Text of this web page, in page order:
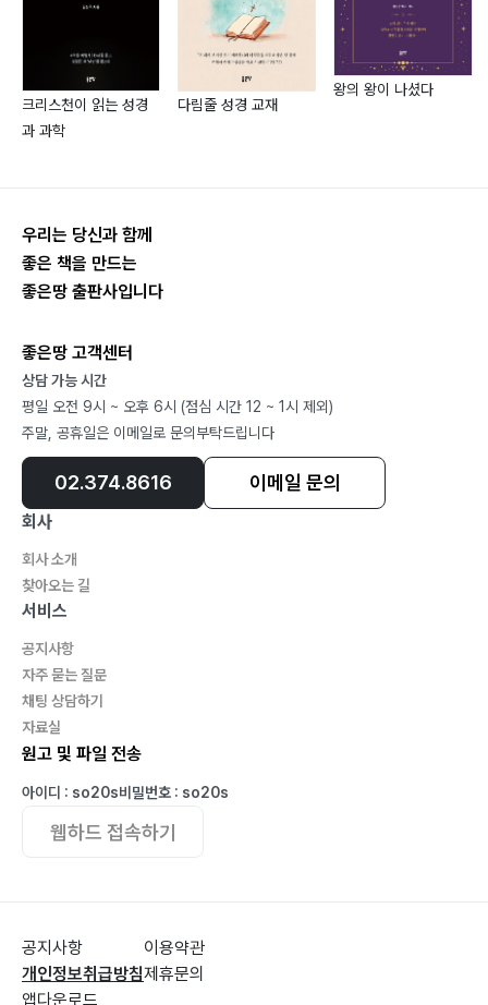
(5) 자궁근종암 _211
(6) 괴사병 _213
(7) 안수로 물리치다 _215
(11) 고통을 안식으로 _229
(12) 회전근육파열 _231
(13) 치유와 자존감 회복 _233
6장
성도들의 간증“나도 한 마디” _243
(1) 하나님의 강한 능력 _244
(2) 기적의 하나님을 찬양합니다 _245
(3) 송○○ 집사 간증입니다 _246
(4) 멋진 하나님! _248
(5) 우리 연세축복교회를 자랑합니다 _251
(6) 치료하시는 하나님 _253
(7) 치유하시는 하나님 _255
(8) 주님, 사랑합니다 _257
(9) 허리를 치료하시는 하나님 _258
(10) 깨어 부르짖게 하시는 하나님 _259
(11) 신실하신 하나님을 찬양합니다 _260
마치면서 _273
크리스천이 읽는 성경
과 과학
다림줄 성경 교재
왕의 왕이 나셨다
우리는 당신과 함께
좋은 책을 만드는
좋은땅 출판사입니다
좋은땅 고객센터
상담 가능 시간
평일 오전 9시 ~ 오후 6시 (점심 시간 12 ~ 1시 제외)
주말, 공휴일은 이메일로 문의부탁드립니다
02.374.8616 이메일 문의
회사
회사 소개
찾아오는 길
서비스
공지사항
자주 묻는 질문
채팅 상담하기
자료실
원고 및 파일 전송
아이디 : so20s비밀번호 : so20s
웹하드 접속하기
공지사항
개인정보취급방침
앱다운로드
이용약관
제휴문의